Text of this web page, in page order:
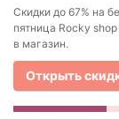
Скидки до 67% на
пятница Rocky
в магазин.
Открыть